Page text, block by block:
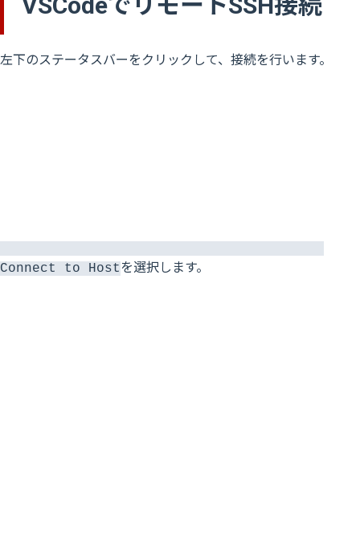
左下のステータスバーをクリックして、接続を行います。
Connect to Hostを選択します。